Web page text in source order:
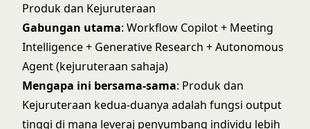
Produk dan Kejuruteraan
Gabungan utama: Workflow Copilot + Meeting
Intelligence + Generative Research + Autonomous
Agent (kejuruteraan sahaja)
Mengapa ini bersama-sama: Produk dan
Kejuruteraan kedua-duanya adalah fungsi output
tinggi di mana leveraj penyumbang individu lebih